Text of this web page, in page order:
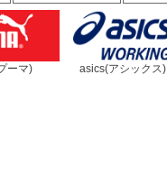
ーマ) asics(アシックス)